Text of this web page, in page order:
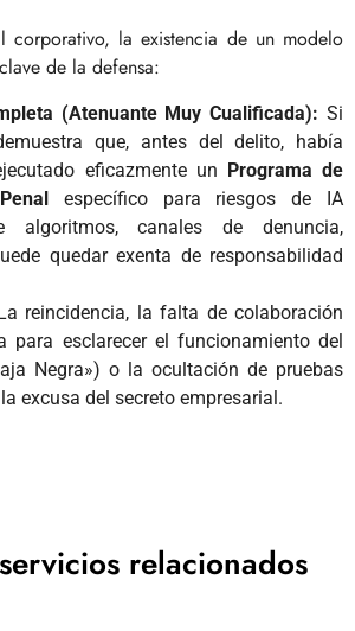
corporativo, la existencia de un modelo
de la defensa:
(Atenuante Muy Cualificada): Si
que, antes del delito, había
eficazmente un Programa de
específico para riesgos de IA
algoritmos, canales de denuncia,
quedar exenta de responsabilidad
reincidencia, la falta de colaboración
para esclarecer el funcionamiento del
Negra») o la ocultación de pruebas
excusa del secreto empresarial.
relacionados